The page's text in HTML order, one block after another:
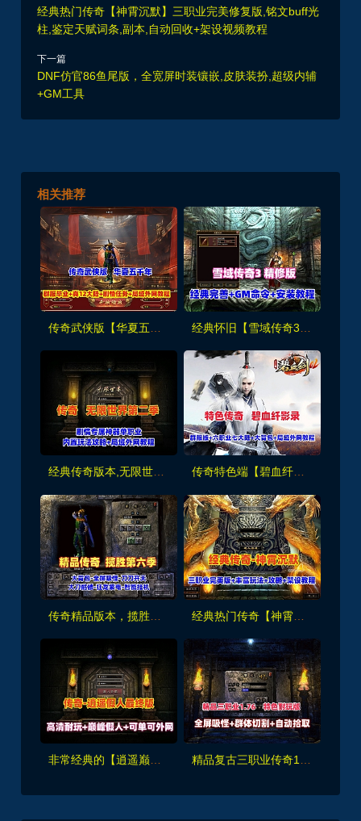
经典热门传奇【神霄沉默】三职业完美修复版,铭文buff光
柱,鉴定天赋词条,副本,自动回收+架设视频教程
下一篇
DNF仿官86鱼尾版，全宽屏时装镶嵌,皮肤装扮,超级内辅
+GM工具
相关推荐
传奇武侠版【华夏五千年】群服毕业版，真12大陆,完善爆率+山海经-装备图鉴-剧情任务+局域外网教程 经典怀旧【雪域传奇3精修版】一键单机端，修复完善,基本无BUG+GM脚本命令+安装教程
经典传奇版本,无限世界第二季,剧情专属神器单职业版，内置玩法攻略+局域外网教程 传奇特色端【碧血纤影录】群服修复版六职业,暗黑-宠物,新技能,七大陆-大背包+局域外网搭建教程
传奇精品版本，揽胜第六季-大背包-全屏吸怪-刀刀开天-大刀骷髅-狂龙紫电-智能挂机+安装视频教程 经典热门传奇【神霄沉默】三职业完美修复版,铭文buff光柱,鉴定天赋词条,副本,自动回收+架设视频教程
非常经典的【逍遥巅峰假人英雄版】最终版,智能假人+英雄,高清耐玩+内置GM+假人管理，可单可外网